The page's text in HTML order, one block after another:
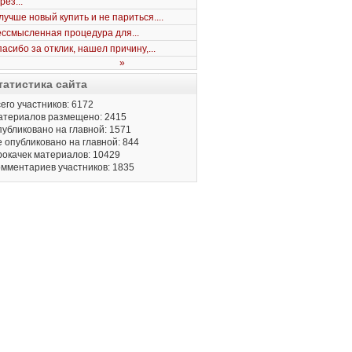
новый купить и не париться....
процедура для...
за отклик, нашел причину,...
»
сайта
участников: 6172
размещено: 2415
на главной: 1571
опубликовано на главной: 844
материалов: 10429
участников: 1835